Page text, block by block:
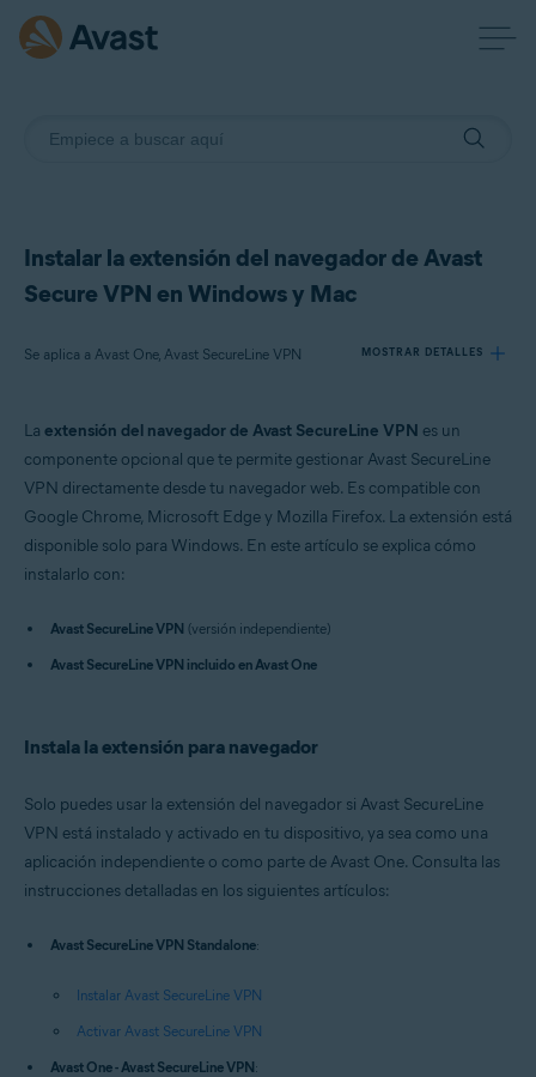
Instalar la extensión del navegador de Avast
Secure VPN en Windows y Mac
Se aplica a Avast One, Avast SecureLine VPN MOSTRAR DETALLES
Avast SecureLine VPN
Sistemas operativos:
Windows
La extensión del navegador de Avast SecureLine VPN es un
componente opcional que te permite gestionar Avast SecureLine
VPN directamente desde tu navegador web. Es compatible con
Google Chrome, Microsoft Edge y Mozilla Firefox. La extensión está
disponible solo para Windows. En este artículo se explica cómo
instalarlo con:
Avast SecureLine VPN (versión independiente)
Avast SecureLine VPN incluido en Avast One
Instala la extensión para navegador
Solo puedes usar la extensión del navegador si Avast SecureLine
VPN está instalado y activado en tu dispositivo, ya sea como una
aplicación independiente o como parte de Avast One. Consulta las
instrucciones detalladas en los siguientes artículos:
Avast SecureLine VPN Standalone:
Instalar Avast SecureLine VPN
Activar Avast SecureLine VPN
Avast One - Avast SecureLine VPN: